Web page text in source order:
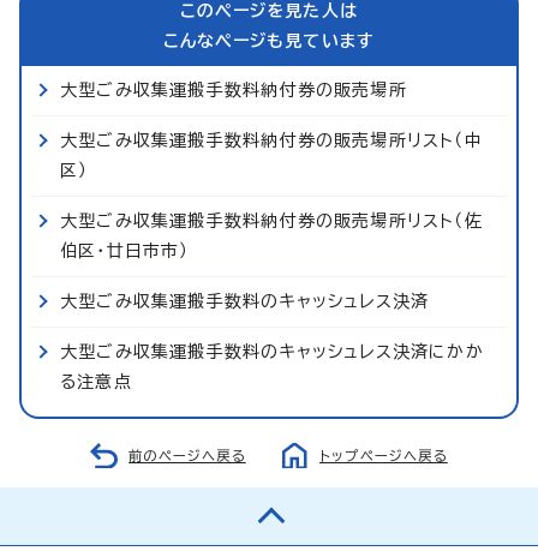
このページを見た人は
こんなページも見ています
大型ごみ収集運搬手数料納付券の販売場所
大型ごみ収集運搬手数料納付券の販売場所リスト（中
区）
大型ごみ収集運搬手数料納付券の販売場所リスト（佐
伯区・廿日市市）
大型ごみ収集運搬手数料のキャッシュレス決済
大型ごみ収集運搬手数料のキャッシュレス決済にかか
る注意点
前のページへ戻る トップページへ戻る